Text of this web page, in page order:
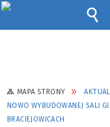
MAPA STRONY
NOWO WYBUDOWANEJ SALI
BRACIEJOWICACH